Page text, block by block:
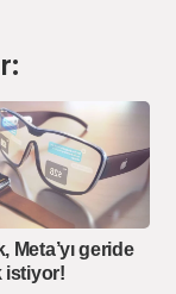
Meta’yı geride
istiyor!